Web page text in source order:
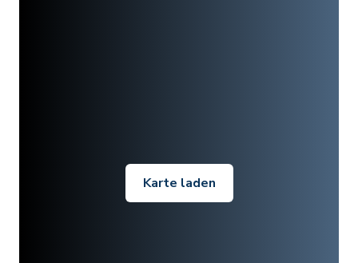
Karte laden